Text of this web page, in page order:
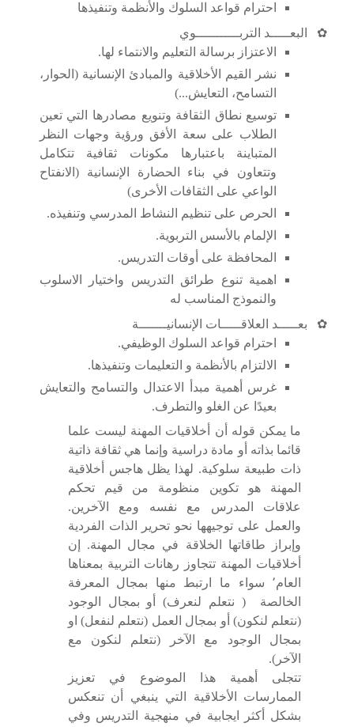
احترام قواعد السلوك والأنظمة وتنفيذها
✿
البعـــــد التربـــــــــــوي
الاعتزاز برسالة التعليم والانتماء لها.
نشر القيم الأخلاقية والمبادئ الإنسانية (الحوار،
التسامح، التعايش...)
توسيع نطاق الثقافة وتنويع مصادرها التي تعين
الطلاب على سعة الأفق ورؤية وجهات النظر
المتباينة باعتبارها مكونات ثقافية تتكامل
وتتعاون في بناء الحضارة الإنسانية (الانفتاح
الواعي على الثقافات الأخرى)
الحرص على تنظيم النشاط المدرسي وتنفيذه.
الإلمام بالأسس التربوية.
المحافظة على أوقات التدريس.
اهمية تنوع طرائق التدريس واختيار الاسلوب
والنموذج المناسب له
✿
بعـــــد العلاقـــــات الإنسانيـــــــة
احترام قواعد السلوك الوظيفي.
الالتزام بالأنظمة و التعليمات وتنفيذها.
غرس أهمية مبدأ الاعتدال والتسامح والتعايش
بعيدًا عن الغلو والتطرف.
ما يمكن قوله أن أخلاقيات المهنة ليست علما
قائما بذاته أو مادة دراسية وإنما هي ثقافة ذاتية
ذات طبيعة سلوكية. لهذا يظل هاجس أخلاقية
المهنة هو تكوين منظومة من قيم تحكم
علاقات المدرس مع نفسه ومع الآخرين.
والعمل على توجيهها نحو تحرير الذات الفردية
وإبراز طاقاتها الخلاقة في مجال المهنة. إن
أخلاقيات المهنة تتجاوز رهانات التربية بمعناها
العام٬ سواء ما ارتبط منها بمجال المعرفة
الخالصة ( نتعلم لنعرف) أو بمجال الوجود
(نتعلم لنكون) أو بمجال العمل (نتعلم لنفعل) او
بمجال الوجود مع الآخر (نتعلم لنكون مع
الآخر).
تتجلى أهمية هذا الموضوع في تعزيز
الممارسات الأخلاقية التي ينبغي أن تنعكس
بشكل أكثر ايجابية في منهجية التدريس وفي